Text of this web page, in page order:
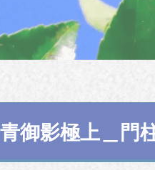
御影極上＿門